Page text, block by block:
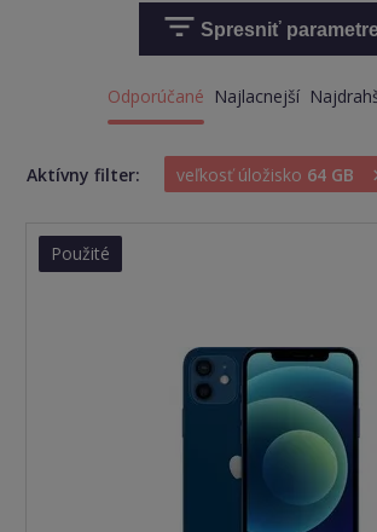
Spresniť
Odporúčané Najlacnejší
Aktívny filter: veľkosť úložisko 64 GB
Použité